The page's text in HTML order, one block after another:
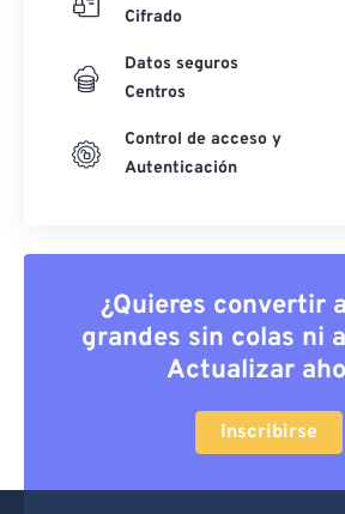
Cifrado
Datos seguros
Centros
Control de acceso y
Autenticación
¿Quieres convertir
grandes sin colas ni
Actualizar
Inscribirse